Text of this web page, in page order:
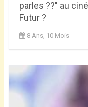
parles ??" au
Futur ?
8 Ans, 10 Mois